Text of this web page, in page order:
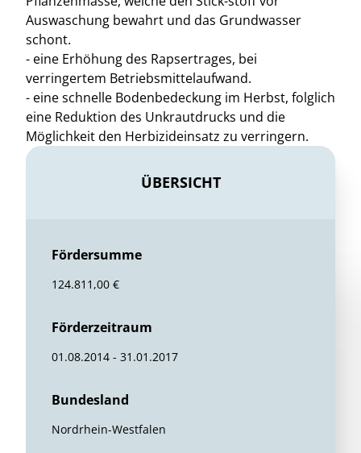
Auswaschung bewahrt und das Grundwasser
schont.
- eine Erhöhung des Rapsertrages, bei
verringertem Betriebsmittelaufwand.
- eine schnelle Bodenbedeckung im Herbst, folglich
eine Reduktion des Unkrautdrucks und die
Möglichkeit den Herbizideinsatz zu verringern.
ÜBERSICHT
Fördersumme
124.811,00 €
Förderzeitraum
01.08.2014 - 31.01.2017
Bundesland
Nordrhein-Westfalen